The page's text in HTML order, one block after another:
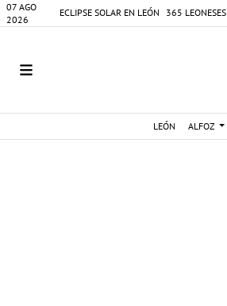
07 AGO
2026
ECLIPSE SOLAR EN LEÓN 365 LEONESES
LEÓN ALFOZ